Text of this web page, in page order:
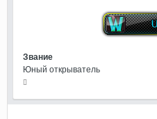
Звание
Юный открыватель